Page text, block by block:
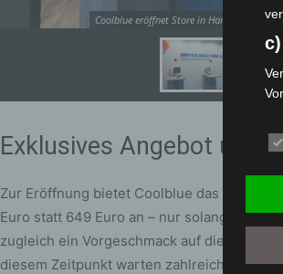
Coolblue eröffnet Store in Hannover:
Exklusives Angebot und
Zur Eröffnung bietet Coolblue das Apple
Euro statt 649 Euro an – nur solange der
zugleich ein Vorgeschmack auf die Black
diesem Zeitpunkt warten zahlreiche